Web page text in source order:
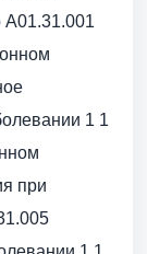
A01.31.001
1 1
при